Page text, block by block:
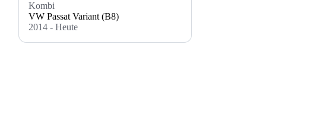
Kombi
VW Passat Variant (B8)
2014 - Heute